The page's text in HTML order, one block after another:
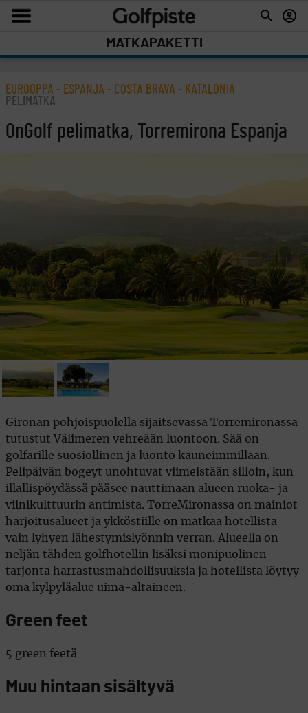
MATKAPAKETTI
EUROOPPA - ESPANJA - COSTA BRAVA - KATALONIA
PELIMATKA
OnGolf pelimatka, Torremirona Espanja
Gironan pohjoispuolella sijaitsevassa Torremironassa
tutustut Välimeren vehreään luontoon. Sää on
golfarille suosiollinen ja luonto kauneimmillaan.
Pelipäivän bogeyt unohtuvat viimeistään silloin, kun
illallispöydässä pääsee nauttimaan alueen ruoka- ja
viinikulttuurin antimista. TorreMironassa on mainiot
harjoitusalueet ja ykköstiille on matkaa hotellista
vain lyhyen lähestymislyönnin verran. Alueella on
neljän tähden golfhotellin lisäksi monipuolinen
tarjonta harrastusmahdollisuuksia ja hotellista löytyy
oma kylpyläalue uima-altaineen.
Green feet
5 green feetä
Muu hintaan sisältyvä